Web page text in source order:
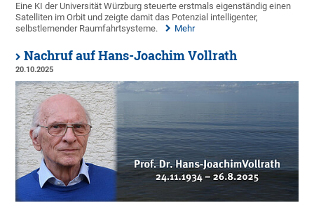
Eine KI der Universität Würzburg steuerte erstmals eigenständig einen
Satelliten im Orbit und zeigte damit das Potenzial intelligenter,
selbstlernender Raumfahrtsysteme.
Mehr
Nachruf auf Hans-Joachim Vollrath
20.10.2025